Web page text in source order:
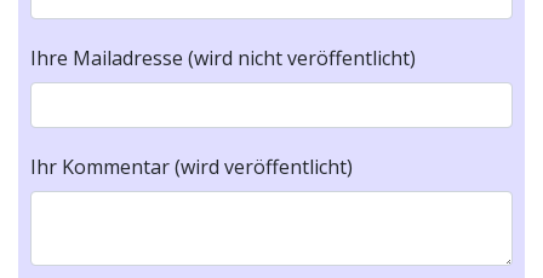
Ihre Mailadresse (wird nicht veröffentlicht)
Ihr Kommentar (wird veröffentlicht)